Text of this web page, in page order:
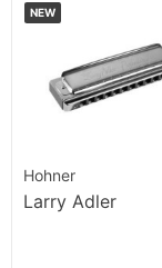
NEW
Hohner
Larry Adler